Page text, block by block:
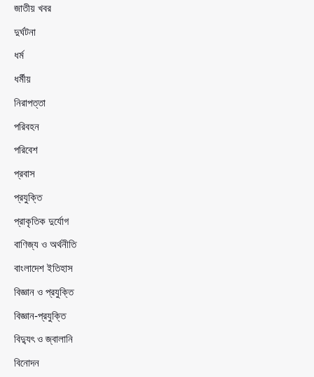
জাতীয় খবর
দুর্ঘটনা
ধর্ম
ধর্মীয়
নিরাপত্তা
পরিবহন
পরিবেশ
প্রবাস
প্রযুক্তি
প্রাকৃতিক দুর্যোগ
বাণিজ্য ও অর্থনীতি
বাংলাদেশ ইতিহাস
বিজ্ঞান ও প্রযুক্তি
বিজ্ঞান-প্রযুক্তি
বিদ্যুৎ ও জ্বালানি
বিনোদন